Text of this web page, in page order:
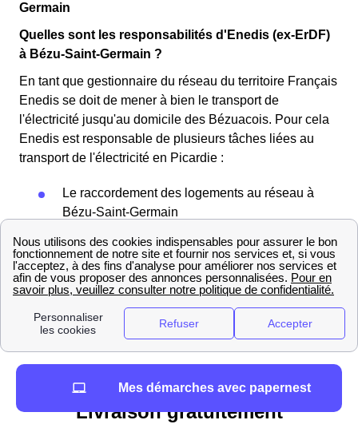
Germain
Quelles sont les responsabilités d'Enedis (ex-ErDF)
à Bézu-Saint-Germain ?
En tant que gestionnaire du réseau du territoire Français
Enedis se doit de mener à bien le transport de
l'électricité jusqu'au domicile des Bézuacois. Pour cela
Enedis est responsable de plusieurs tâches liées au
transport de l'électricité en Picardie :
Le raccordement des logements au réseau à
Bézu-Saint-Germain
Bézuacois
Le changement de compteur et de puissance
les cas échéants
Le relevé des compteurs
Mes démarches avec papernest